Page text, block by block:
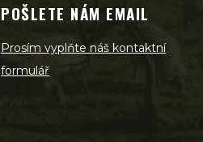
POŠLETE NÁM EMAIL
Prosím vyplňte náš kontaktní
formulář